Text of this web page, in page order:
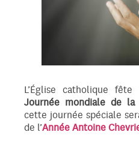
L’Église catholique fête
Journée mondiale de la
cette journée spéciale
de l’Année Antoine